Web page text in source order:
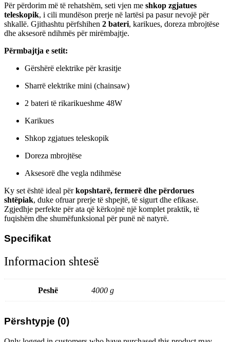
Për përdorim më të rehatshëm, seti vjen me shkop zgjatues
teleskopik, i cili mundëson prerje në lartësi pa pasur nevojë për
shkallë. Gjithashtu përfshihen 2 bateri, karikues, doreza mbrojtëse
dhe aksesorë ndihmës për mirëmbajtje.
Përmbajtja e setit:
Gërshërë elektrike për krasitje
Sharrë elektrike mini (chainsaw)
2 bateri të rikarikueshme 48W
Karikues
Shkop zgjatues teleskopik
Doreza mbrojtëse
Aksesorë dhe vegla ndihmëse
Ky set është ideal përkopshtarë, fermerë dhe përdorues
shtëpiak, duke ofruar prerje të shpejtë, të sigurt dhe efikase.
Zgjedhje perfekte për ata që kërkojnë një komplet praktik, të
fuqishëm dhe shumëfunksional për punë në natyrë.
Specifikat
Informacion shtesë
Peshë 4000 g
Përshtypje (0)